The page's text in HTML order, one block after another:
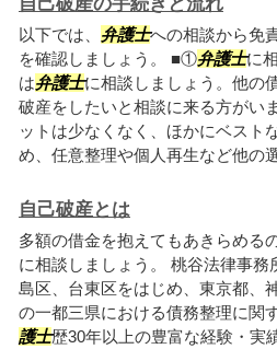
以下では、 弁護士への相談から免
を確認しましょう。 ■①弁護士に
は弁護士に相談しましょう。他の
破産をしたいと相談に来る方がい
ットは少なくなく、ほかにベスト
め、任意整理や個人再生など他の
自己破産とは
多額の借金を抱えてもあきらめる
に相談しましょう。 桃谷法律事務
島区、台東区をはじめ、東京都、
の一都三県における債務整理に関
護士歴30年以上の豊富な経験・実